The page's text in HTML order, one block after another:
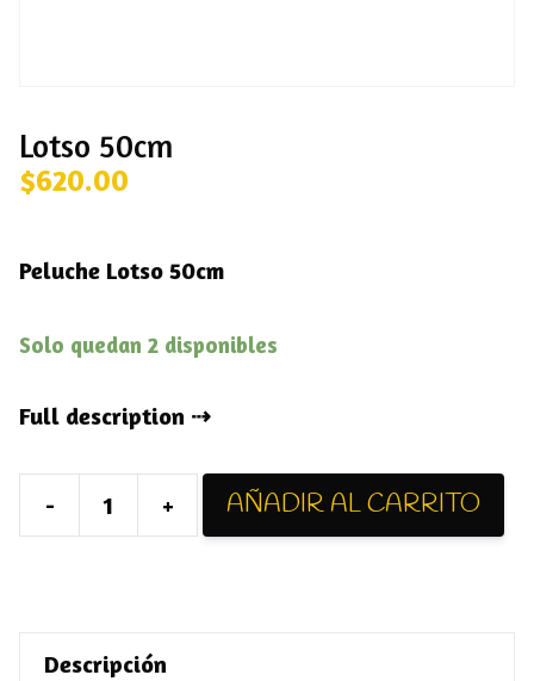
Lotso 50cm
$620.00
Peluche Lotso 50cm
Solo quedan 2 disponibles
Full description
- + AÑADIR AL CARRITO
Descripción